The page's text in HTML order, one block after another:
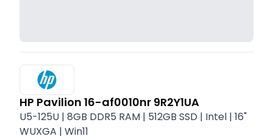
HP Pavilion 16-af0010nr 9R2Y1UA
U5-125U | 8GB DDR5 RAM | 512GB SSD | Intel | 16"
WUXGA | Win11